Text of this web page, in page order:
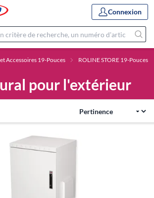
Connexion
Accessoires 19-Pouces ROLINE STORE 19-Pouces
pour l'extérieur